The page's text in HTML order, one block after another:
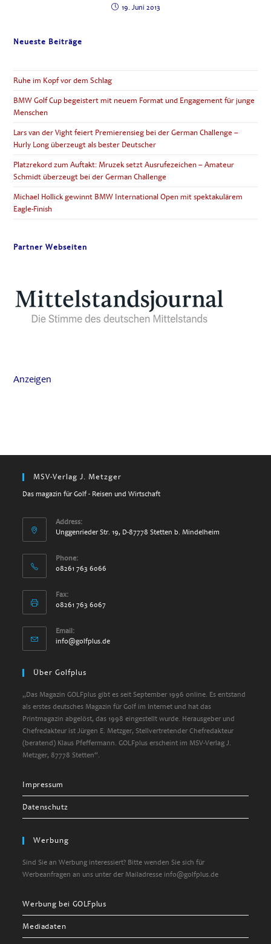
19. Juni 2013
Neueste Beiträge
Ruhe im Kopf vor dem Schlag
BMW Golf Cup begeistert mit neuem Format und Engagement für junge
Menschen
Lars van der Vight feiert Premierensieg bei der German Challenge –
Hurly Long überzeugt als bester Deutscher
Platzrekord zum Auftakt: Mruzek setzt Ausrufezeichen – Amateur
Schmidt überzeugt bei der German Challenge
Michael Hollick gewinnt BMW International Open mit spektakulärem
Eagle-Finish
Partner Webseiten
Anzeigen
MSV-Verlag J. Metzger
Das magazin für Golf - Reisen und Wirtschaft
Address:
Unggenrieder Str. 19, D-87778 Stetten b. Mindelheim
Phone:
08261 763 6066
Fax:
08261 763 6067
Email:
info@golfplus.de
Über Golfplus
„Das Magazin GOLFplus gibt es seit September 1996 online. Es entstand
als erstes deutsches Magazin für Golf im Internet und hat das
Printmagazin abgelöst, das 1998 eingestellt wurde. Herausgeber und
Chefredakteur ist Jürgen E. Metzger, Stellvertretender Chefredakteur
(beratend) Klaus Pfeffermann. GOLFplus erscheint im MSV-Verlag J.
Metzger, 87778 Stetten“.
Impressum
Datenschutz
Werbung
Sind Sie an Werbung interessiert? Bitte wenden Sie sich für
Werbeanfragen an uns unter der Mailadresse info@golfplus.de
Werbung bei GOLFplus
Mediadaten